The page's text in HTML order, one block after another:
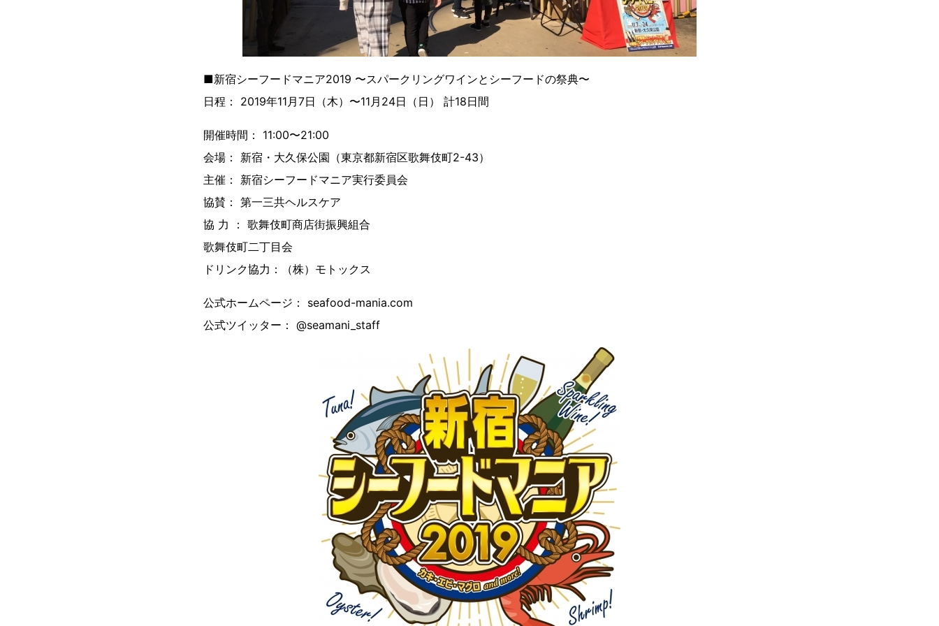
■新宿シーフードマニア2019 〜スパークリングワインとシーフードの祭典〜
日程： 2019年11月7日（木）〜11月24日（日） 計18日間
開催時間： 11:00〜21:00
会場： 新宿・大久保公園（東京都新宿区歌舞伎町2-43）
主催： 新宿シーフードマニア実行委員会
協賛： 第一三共ヘルスケア
協 力 ： 歌舞伎町商店街振興組合
歌舞伎町二丁目会
ドリンク協力：（株）モトックス
公式ホームページ： seafood-mania.com
公式ツイッター： @seamani_staff